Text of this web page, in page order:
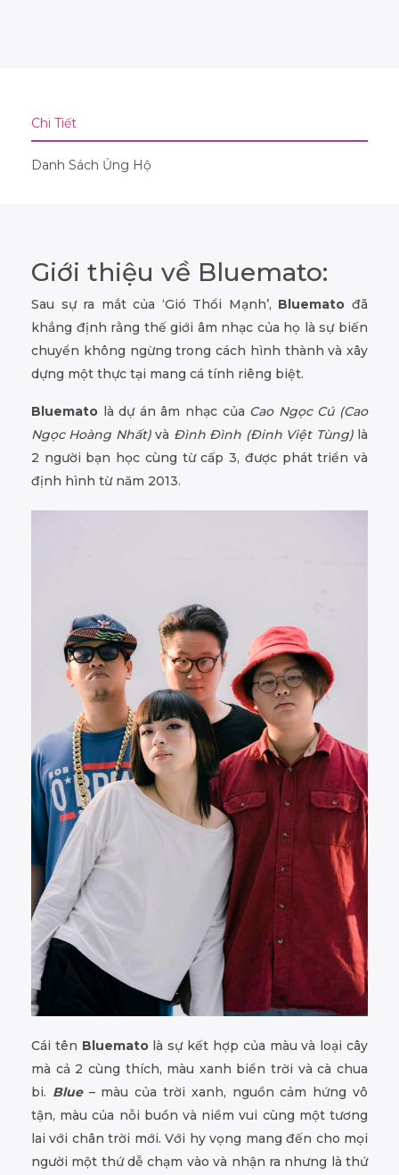
Chi Tiết
Danh Sách Ủng Hộ
Giới thiệu về Bluemato:
Sau sự ra mắt của ‘Gió Thổi Mạnh’, Bluemato đã
khẳng định rằng thế giới âm nhạc của họ là sự biến
chuyển không ngừng trong cách hình thành và xây
dựng một thực tại mang cá tính riêng biệt.
Bluemato là dự án âm nhạc của Cao Ngọc Cú (Cao
Ngọc Hoàng Nhất)và Đình Đình (Đinh Việt Tùng)là
2 người bạn học cùng từ cấp 3, được phát triển và
định hình từ năm 2013.
Cái tên Bluematolà sự kết hợp của màu và loại cây
mà cả 2 cùng thích, màu xanh biển trời và cà chua
bi. Blue– màu của trời xanh, nguồn cảm hứng vô
tận, màu của nỗi buồn và niềm vui cùng một tương
lai với chân trời mới. Với hy vọng mang đến cho mọi
người một thứ dễ chạm vào và nhận ra nhưng là thứ